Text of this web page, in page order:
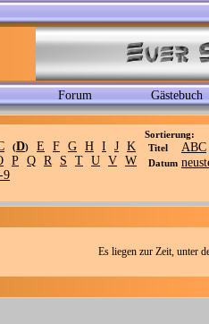
Forum Gästebuch
(D) E F G H I J K
P Q R S T U V W
9
Sortierung:
Titel
ABC
Datum
Es liegen zur Zeit, unter